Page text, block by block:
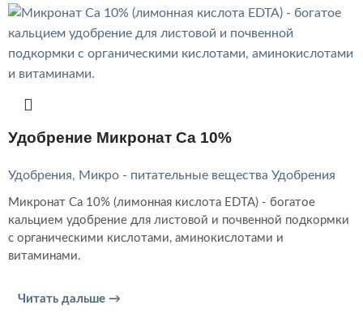
Удобрение Микронат Ca 10%
Удобрения, Микро - питательные вещества Удобрения
Микронат Ca 10% (лимонная кислота EDTA) - богатое
кальцием удобрение для листовой и почвенной подкормки
с органическими кислотами, аминокислотами и
витаминами.
Читать дальше →